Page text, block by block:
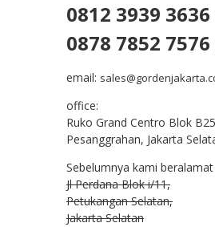
0812 3939
0878 7852 7576
email:
office:
Ruko Grand Centro Blok B25
Pesanggrahan, Jakarta
Sebelumnya kami beralamat
Jl Perdana Blok i/11,
Petukangan Selatan,
Jakarta Selatan